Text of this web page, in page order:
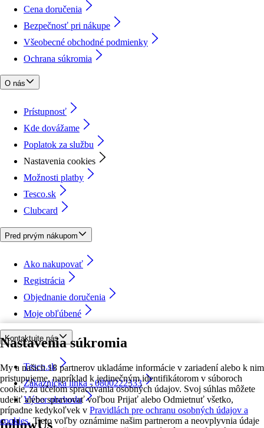
Nastavenia súkromia
My a našich 18 partnerov ukladáme informácie v zariadení alebo k nim
pristupujeme, napríklad k jedinečným identifikátorom v súboroch
cookie, za účelom spracúvania osobných údajov. Svoj súhlas môžete
udeliť alebo spravovať voľbou Prijať alebo Odmietnuť všetko,
prípadne kedykoľvek v Pravidlách pre ochranu osobných údajov a
cookies. Tieto voľby oznámime našim partnerom a neovplyvnia údaje
Cena doručenia
Bezpečnosť pri nákupe
Všeobecné obchodné podmienky
Ochrana súkromia
O nás
Prístupnosť
Kde dovážame
Poplatok za službu
Nastavenia cookies
Možnosti platby
Tesco.sk
Clubcard
Pred prvým nákupom
Ako nakupovať
Registrácia
Objednanie doručenia
Moje obľúbené
Kontaktujte nás
Tesco.sk
Zákaznícka linka - 0800222333
Výber obchodu
followUs